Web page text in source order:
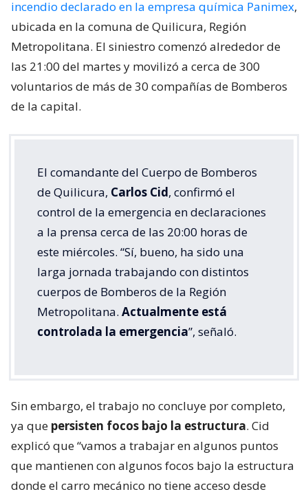
incendio declarado en la empresa química Panimex,
ubicada en la comuna de Quilicura, Región
Metropolitana. El siniestro comenzó alrededor de
las 21:00 del martes y movilizó a cerca de 300
voluntarios de más de 30 compañías de Bomberos
de la capital.
El comandante del Cuerpo de Bomberos
de Quilicura, Carlos Cid, confirmó el
control de la emergencia en declaraciones
a la prensa cerca de las 20:00 horas de
este miércoles. “Sí, bueno, ha sido una
larga jornada trabajando con distintos
cuerpos de Bomberos de la Región
Metropolitana. Actualmente está
controlada la emergencia”, señaló.
Sin embargo, el trabajo no concluye por completo,
ya que persisten focos bajo la estructura. Cid
explicó que “vamos a trabajar en algunos puntos
que mantienen con algunos focos bajo la estructura
donde el carro mecánico no tiene acceso desde